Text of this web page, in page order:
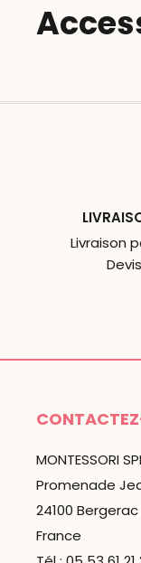
Livraison
MONTESSORI
Promenade
24100 Bergerac
France